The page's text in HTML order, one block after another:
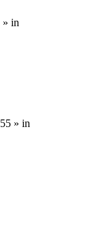
» in
» in